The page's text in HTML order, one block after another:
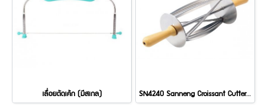
เลื่อยตัดเค้ก (มีสเกล) SN4240 Sanneng Croissant Cutter DIA: ∮120 mm